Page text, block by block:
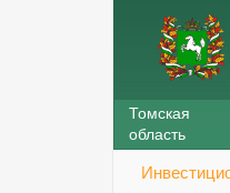
Томская
область